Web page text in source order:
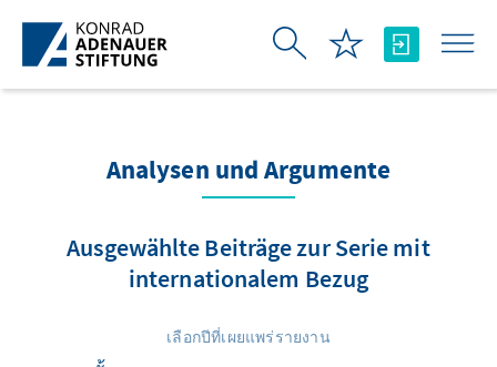
Skip to Main Content
Analysen und Argumente
Ausgewählte Beiträge zur Serie mit
internationalem Bezug
เลือกปีที่เผยแพร่รายงาน